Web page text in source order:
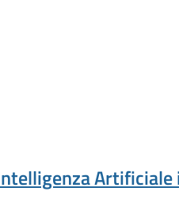
Artificiale